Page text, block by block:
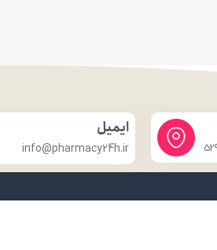
ایمیل
info@pharmacy24h.ir